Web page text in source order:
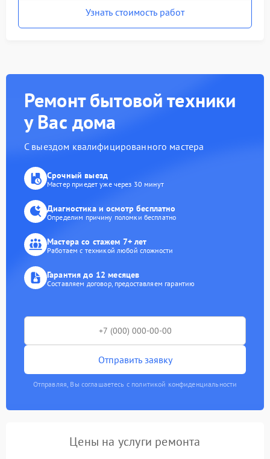
Узнать стоимость работ
Ремонт бытовой техники
у Вас дома
С выездом квалифицированного мастера
Срочный выезд
Мастер приедет уже через 30 минут
Диагностика и осмотр бесплатно
Определим причину поломки бесплатно
Мастера со стажем 7+ лет
Работаем с техникой любой сложности
Гарантия до 12 месяцев
Составляем договор, предоставляем гарантию
Отправить заявку
Отправляя, Вы соглашаетесь с политикой конфиденциальности
Цены на услуги ремонта